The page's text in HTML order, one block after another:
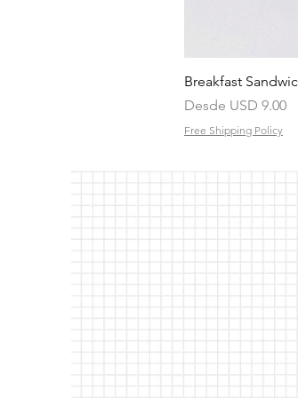
Breakfast
Desde USD 9.00
Precio de oferta
Free Shipping Policy